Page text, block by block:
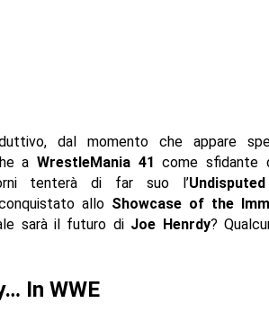
dal momento che appare
aWrestleMania 41 come sfidante
tenterà di far suo l’
allo Showcase of the
sarà il futuro di Joe Henrdy?
In WWE